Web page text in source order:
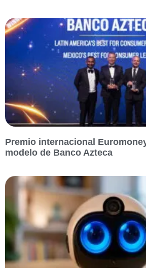
Premio internacional
modelo de Banco Azteca